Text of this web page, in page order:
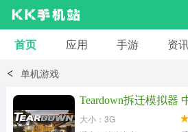
安卓应用
小说漫画
首页 应用 手游 资
单机游戏
Teardown拆迁模拟器
大小：3G